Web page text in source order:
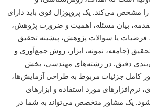
مشخص می‌کند. یک پروپوزال قوی باید دارای
بیان مسئله، اهمیت و ضرورت پژوهش،
فرضیات یا سوالات پژوهش، پیشینه تحقیق
(جامعه، نمونه، ابزار، روش جمع‌آوری و
دقیق. در رشته‌های مهندسی، بخش
کامل جزئیات مربوط به طراحی آزمایش‌ها،
مورد استفاده و ابزارهای
شود. یک مشاور متخصص می‌تواند به شما در